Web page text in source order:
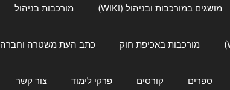
מושגים במורכבות ובניהול (WIKI) מורכבות בניהול
מורכבות באכיפת חוק כתב העת משטרה וחברה
ספרים קורסים פרקי לימוד צור קשר